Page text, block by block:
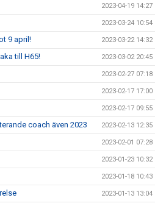
2023-04-19 14:27
2023-03-24 10:54
9 april! 2023-03-22 14:32
till H65! 2023-03-02 20:45
2023-02-27 07:18
2023-02-17 17:00
2023-02-17 09:55
coach även 2023 2023-02-13 12:35
2023-02-01 07:28
2023-01-23 10:32
2023-01-18 10:43
2023-01-13 13:04